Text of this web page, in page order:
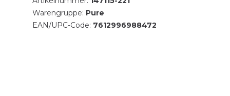
Warengruppe: Pure
EAN/UPC-Code: 7612996988472